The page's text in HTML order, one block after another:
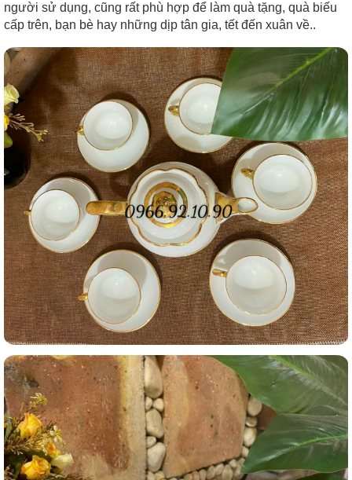
người sử dụng, cũng rất phù hợp để làm quà tặng, quà biếu
cấp trên, bạn bè hay những dịp tân gia, tết đến xuân về..